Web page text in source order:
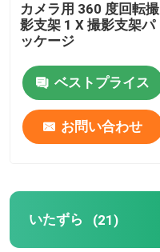
カメラ用 360 度回転撮
影支架 1 X 撮影支架パ
ッケージ
ベストプライス
お問い合わせ
いたずら (21)